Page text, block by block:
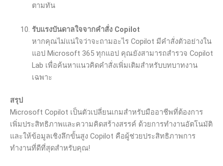
ตามทัน
รับแรงบันดาลใจจากคำสั่งCopilot
หากคุณไม่แน่ใจว่าจะถามอะไร Copilot มีคำสั่งตัวอย่างใน
แอป Microsoft 365 ทุกแอป คุณยังสามารถสำรวจ Copilot
Lab เพื่อค้นหาแนวคิดคำสั่งเพิ่มเติมสำหรับบทบาทงาน
เฉพาะ
สรุป
Microsoft Copilot เป็นตัวเปลี่ยนเกมสำหรับมืออาชีพที่ต้องการ
เพิ่มประสิทธิภาพและความคิดสร้างสรรค์ ด้วยการทำงานอัตโนมัติ
และให้ข้อมูลเชิงลึกขั้นสูง Copilot คือผู้ช่วยประสิทธิภาพการ
ทำงานที่ดีที่สุดสำหรับคุณ!